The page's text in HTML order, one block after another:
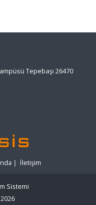
Tepebaşı 26470
| İletişim
Sistemi